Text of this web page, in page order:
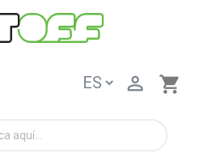
shopping_cart
